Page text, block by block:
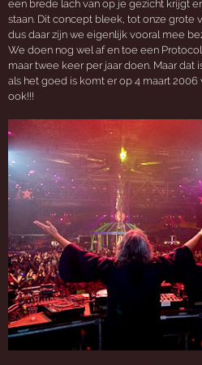
een brede lach van op je gezicht krijgt
staan. Dit concept bleek, tot onze grote
dus daar zijn we eigenlijk vooral mee
We doen nog wel af en toe een
maar twee keer per jaar doen. Maar
als het goed is komt er op 4 maart
ook!!!